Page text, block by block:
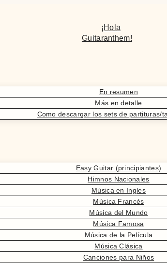
¡Hola
Guitaranthem!
En resumen
Más en detalle
Como descargar los sets de partituras/
Easy Guitar (principiantes)
Himnos Nacionales
Música en Ingles
Música Francés
Música del Mundo
Música Famosa
Música de la Película
Música Clásica
Canciones para Niños